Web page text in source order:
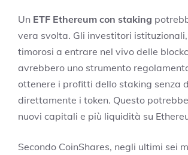
Un ETF Ethereum con staking
vera svolta. Gli investitori istituzionali,
timorosi a entrare nel vivo delle
avrebbero uno strumento
ottenere i profitti dello staking senza
direttamente i token. Questo
nuovi capitali e più liquidità su
Secondo CoinShares, negli ultimi sei